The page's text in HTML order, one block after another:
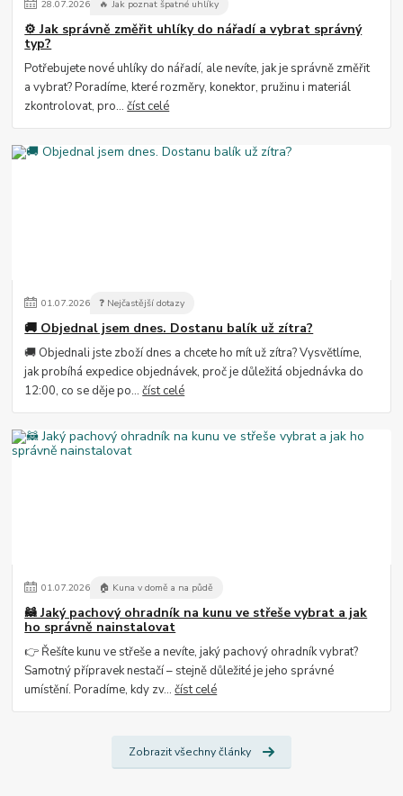
28.07.2026 🔥 Jak poznat špatné uhlíky
⚙️ Jak správně změřit uhlíky do nářadí a vybrat správný
typ?
Potřebujete nové uhlíky do nářadí, ale nevíte, jak je správně změřit
a vybrat? Poradíme, které rozměry, konektor, pružinu i materiál
zkontrolovat, pro...číst celé
01.07.2026 ❓ Nejčastější dotazy
🚚 Objednal jsem dnes. Dostanu balík už zítra?
🚚 Objednali jste zboží dnes a chcete ho mít už zítra? Vysvětlíme,
jak probíhá expedice objednávek, proč je důležitá objednávka do
12:00, co se děje po...číst celé
01.07.2026 🏠 Kuna v domě a na půdě
🦝 Jaký pachový ohradník na kunu ve střeše vybrat a jak
ho správně nainstalovat
👉 Řešíte kunu ve střeše a nevíte, jaký pachový ohradník vybrat?
Samotný přípravek nestačí – stejně důležité je jeho správné
umístění. Poradíme, kdy zv...číst celé
Zobrazit všechny články